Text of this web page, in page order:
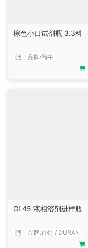
棕色小口试剂瓶 3.3料
品牌:蜀牛
GL45 液相溶剂进样瓶
品牌:肖特 / DURAN